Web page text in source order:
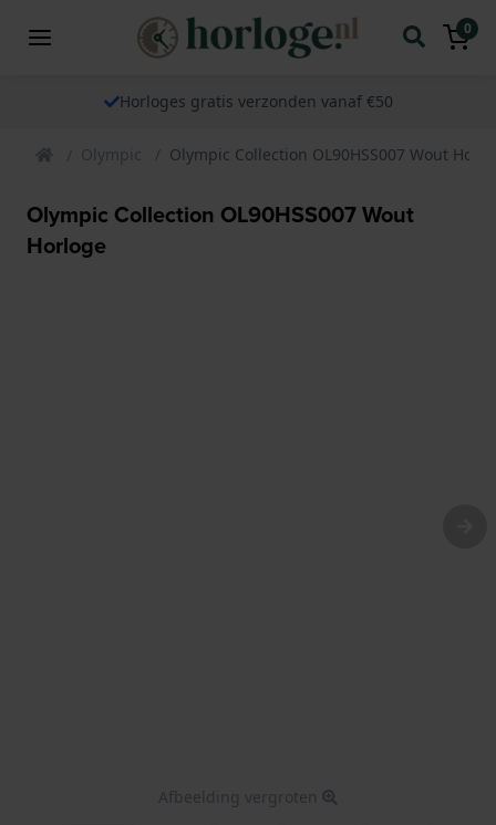
0
Horloges gratis verzonden vanaf €50
Olympic Olympic Collection OL90HSS007 Wout
Olympic Collection OL90HSS007 Wout
Horloge
Afbeelding vergroten